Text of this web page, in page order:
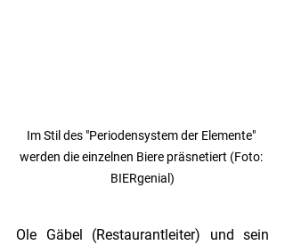
Im Stil des "Periodensystem der Elemente"
werden die einzelnen Biere präsnetiert (Foto:
BIERgenial)
Ole Gäbel (Restaurantleiter) und sein